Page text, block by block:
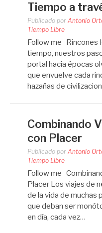
Tiempo a
Publicado por Antonio
Tiempo Libre
Follow me Rincones
tiempo, nuestros
portal hacia épocas
que envuelve cada
hazañas de
Combinando
con Placer
Publicado por Antonio
Tiempo Libre
Follow me
Placer Los viajes de
de la vida de muchas
que deban ser
en día, cada vez…